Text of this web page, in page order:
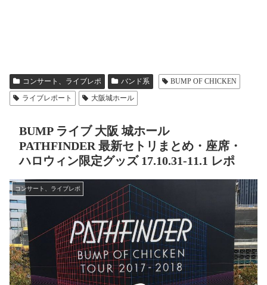
コンサート、ライブレポ バンド系
BUMP OF CHICKEN
ライブレポート
大阪城ホール
BUMP ライブ 大阪 城ホール
PATHFINDER 最新セトリまとめ・座席・
ハロウィン限定グッズ 17.10.31-11.1 レポ
コンサート、ライブレポ